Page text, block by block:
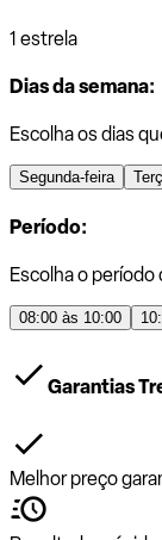
1 estrela
Dias da semana:
Escolha os dias
Segunda-feira
Período:
Escolha o
08:00 às 10:00
Garantias
Melhor preço